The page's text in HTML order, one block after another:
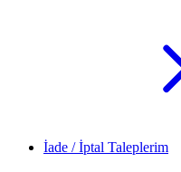
İade / İptal Taleplerim